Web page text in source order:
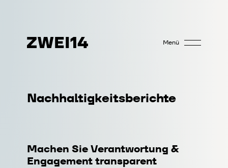
Menü
Nachhaltigkeitsberichte
Machen Sie Verantwortung &
Engagement transparent